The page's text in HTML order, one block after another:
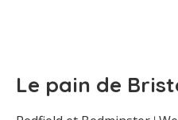
Le pain de